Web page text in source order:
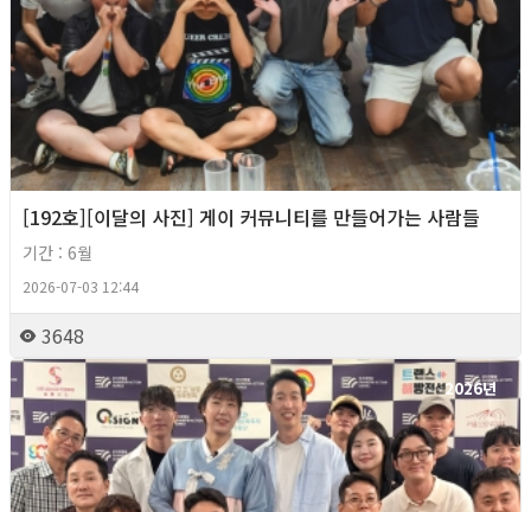
[192호][이달의 사진] 게이 커뮤니티를 만들어가는 사람들
기간 : 6월
2026-07-03 12:44
3648
2026년